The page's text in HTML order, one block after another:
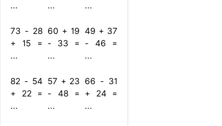
...
...
...
73 - 28
+ 15 =
...
60 + 19
- 33 =
...
49 + 37
- 46 =
...
82 - 54
+ 22 =
...
57 + 23
- 48 =
...
66 - 31
+ 24 =
...